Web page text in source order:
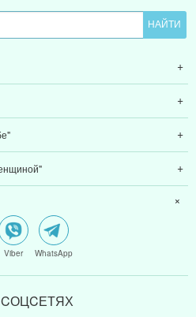
Viber WhatsApp